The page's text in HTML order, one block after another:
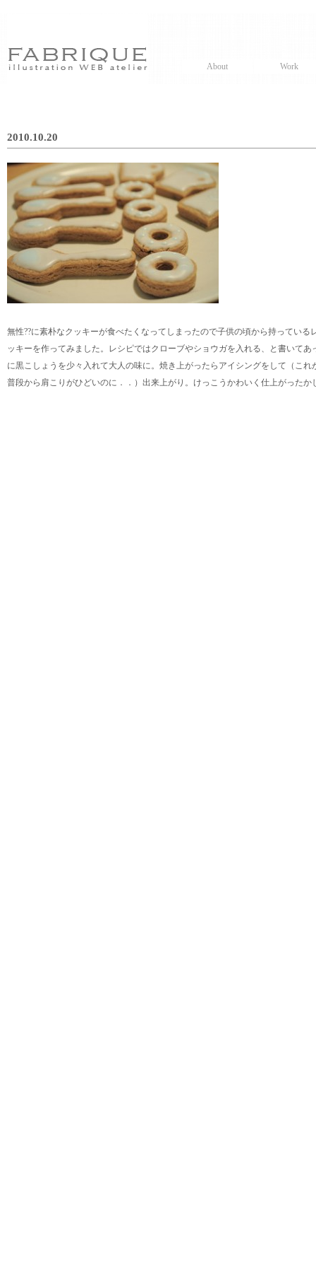
About Work
2010.10.20
無性??に素朴なクッキーが食べたくなってしまったので子供の頃から持ってい
ッキーを作ってみました。レシピではクローブやショウガを入れる、と書いて
に黒こしょうを少々入れて大人の味に。焼き上がったらアイシングをして（こ
普段から肩こりがひどいのに．．）出来上がり。けっこうかわいく仕上がったか